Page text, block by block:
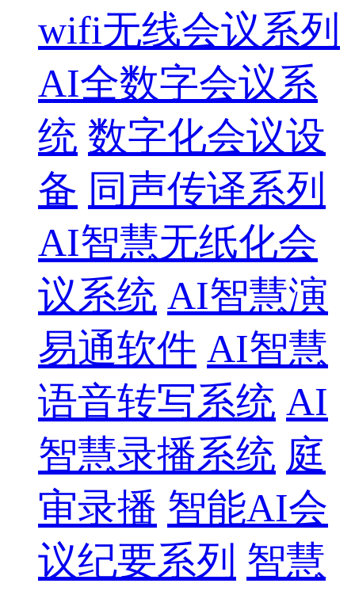
wifi无线会议系列
AI全数字会议系
统 数字化会议设
备 同声传译系列
AI智慧无纸化会
议系统 AI智慧演
易通软件 AI智慧
语音转写系统 AI
智慧录播系统 庭
审录播 智能AI会
议纪要系列 智慧